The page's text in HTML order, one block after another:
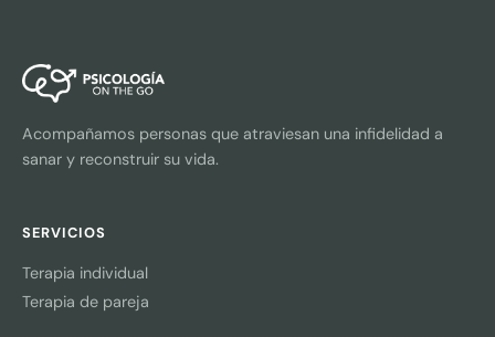
Acompañamos personas que atraviesan una infidelidad a
sanar y reconstruir su vida.
SERVICIOS
Terapia individual
Terapia de pareja